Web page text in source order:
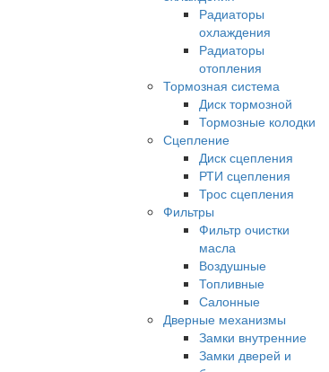
Радиаторы
охлаждения
Радиаторы
отопления
Тормозная система
Диск тормозной
Тормозные колодки
Сцепление
Диск сцепления
РТИ сцепления
Трос сцепления
Фильтры
Фильтр очистки
масла
Воздушные
Топливные
Салонные
Дверные механизмы
Замки внутренние
Замки дверей и